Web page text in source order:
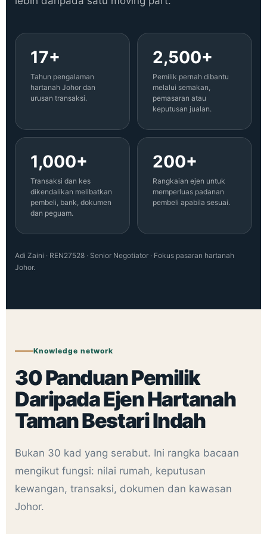
17+
Tahun pengalaman
hartanah Johor dan
urusan transaksi.
2,500+
Pemilik pernah dibantu
melalui semakan,
pemasaran atau
keputusan jualan.
1,000+
Transaksi dan kes
dikendalikan melibatkan
pembeli, bank, dokumen
dan peguam.
200+
Rangkaian ejen untuk
memperluas padanan
pembeli apabila sesuai.
Adi Zaini · REN27528 · Senior Negotiator · Fokus pasaran hartanah
Johor.
Knowledge network
30 Panduan Pemilik
Daripada Ejen Hartanah
Taman Bestari Indah
Bukan 30 kad yang serabut. Ini rangka bacaan
mengikut fungsi: nilai rumah, keputusan
kewangan, transaksi, dokumen dan kawasan
Johor.